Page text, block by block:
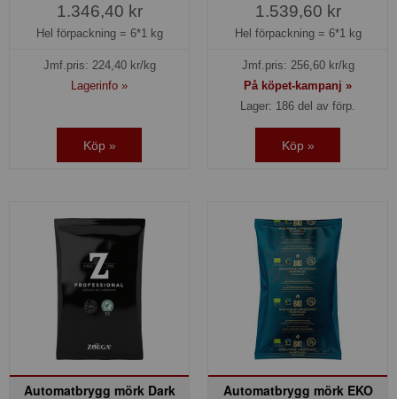
1.346,40 kr
Hel förpackning = 6*1 kg
Jmf.pris: 224,40kr/kg
Lagerinfo »
Köp »
1.539,60 kr
Hel förpackning = 6*1 kg
Jmf.pris: 256,60kr/kg
På köpet-kampanj »
Lager: 186 del av förp.
Köp »
Automatbrygg mörk Dark
Automatbrygg mörk EKO